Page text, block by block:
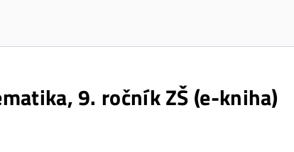
9. ročník ZŠ (e-kniha)